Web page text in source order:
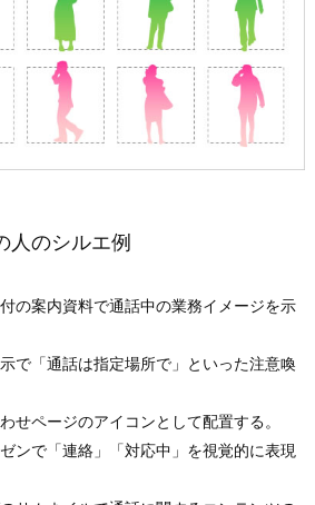
人のシルエ例
の案内資料で通話中の業務イメージを示
で「通話は指定場所で」といった注意喚
せページのアイコンとして配置する。
ンで「連絡」「対応中」を視覚的に表現